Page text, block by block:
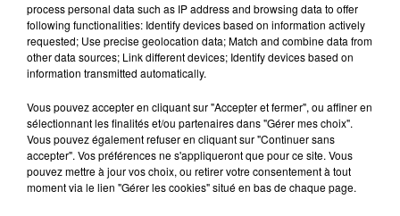
possibilité de rentrer chez moi si une urgence se déclare. Ce
n’est pas ma priorité, et par le passé, mes fans ont respecté
cela. Je devais prendre une décision. J’en suis à ce moment
où il y a de grosses interrogations et où l’on découvre ce
qui est important pour moi et ma famille. Je dois avoir un
moment pour décompresser en dehors de mes tournées,
et il est important de comprendre cela , a-t-elle en effet
confié, faisant référence à la récidive du cancer de sa mère
qui est survenue cette année.À l'heure actuelle,Taylor
process personal data such as IP address and browsing data to offer
following functionalities: Identify devices based on information actively
requested; Use precise geolocation data; Match and combine data from
other data sources; Link different devices; Identify devices based on
information transmitted automatically.
Vous pouvez accepter en cliquant sur "Accepter et fermer", ou affiner en
sélectionnant les finalités et/ou partenaires dans "Gérer mes choix".
Vous pouvez également refuser en cliquant sur "Continuer sans
accepter". Vos préférences ne s'appliqueront que pour ce site. Vous
pouvez mettre à jour vos choix, ou retirer votre consentement à tout
moment via le lien "Gérer les cookies" situé en bas de chaque page.